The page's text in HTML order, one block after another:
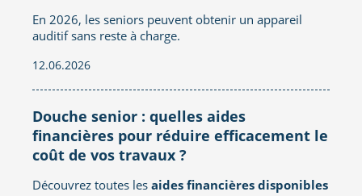
En 2026, les seniors peuvent obtenir un appareil
auditif sans reste à charge.
12.06.2026
Douche senior : quelles aides
financières pour réduire efficacement le
coût de vos travaux ?
Découvrez toutes les aides financières disponibles